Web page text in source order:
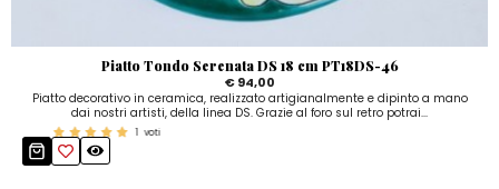
Piatto Tondo Serenata DS 18 cm PT18DS-46
€ 94,00
Piatto decorativo in ceramica, realizzato artigianalmente e dipinto a mano
dai nostri artisti, della linea DS. Grazie al foro sul retro potrai...
1 voti